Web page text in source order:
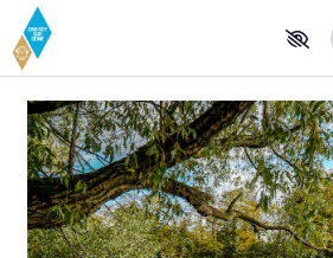
Aller au contenu principal
Paramètres d'accessibilité